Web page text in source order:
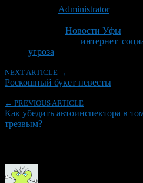
Administrator
Новости Уфы
интернет,
угроза
NEXT ARTICLE →
Роскошный букет невесты
← PREVIOUS ARTICLE
Как убедить автоинспектора в
трезвым?